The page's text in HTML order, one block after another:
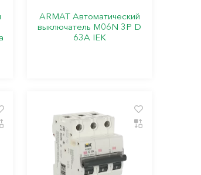
ARMAT Автоматический
выключатель M06N 3P D
63А IEK